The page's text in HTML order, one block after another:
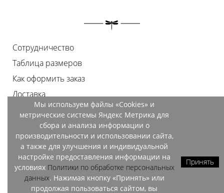
Сотрудничество
Таблица размеров
Как оформить заказ
Доставка
Оплата
Возврат
Документы
Контакты
Магазины
Мы используем файлы «Cookies» и
метрические системы Яндекс Метрика для
сбора и анализа информации о
производительности и использовании сайта,
а также для улучшения и индивидуальной
настройке предоставления информации на
условиях Политики по обработке персональных
данных. Нажимая кнопку «Принять» или
продолжая пользоваться сайтом, вы
Принять